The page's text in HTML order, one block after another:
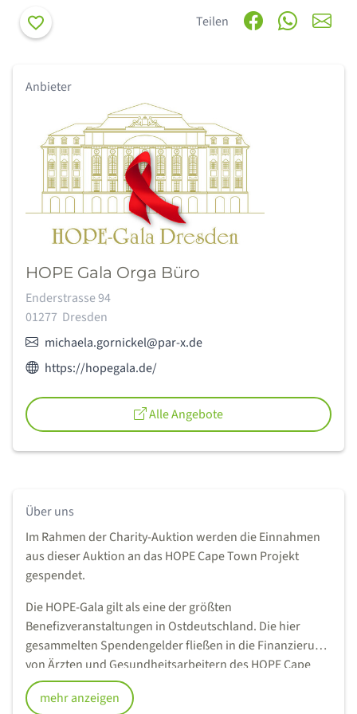
Merken Teilen
Anbieter
HOPE Gala Orga Büro
Adresse:
Enderstrasse 94
01277 Dresden
E-Mail:michaela.gornickel@par-x.de
Webseite des Anbieters:
https://hopegala.de/
Alle Angebote
Über uns
Im Rahmen der Charity-Auktion werden die Einnahmen
aus dieser Auktion an das HOPE Cape Town Projekt
gespendet.
Die HOPE-Gala gilt als eine der größten
Benefizveranstaltungen in Ostdeutschland. Die hier
gesammelten Spendengelder fließen in die Finanzierung
von Ärzten und Gesundheitsarbeitern des HOPE Cape
Town Projektes und stärken so die Selbsthilfe in den
Townships rund um Kapstadt. HOPE Cape Town
mehr anzeigen